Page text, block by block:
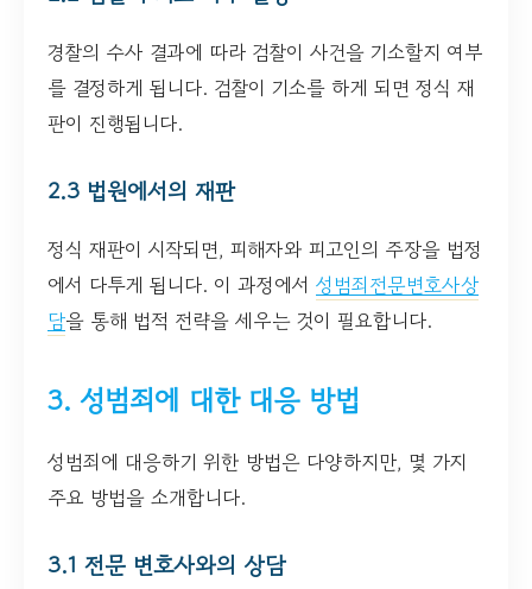
경찰의 수사 결과에 따라 검찰이 사건을 기소할지 여부
를 결정하게 됩니다. 검찰이 기소를 하게 되면 정식 재
판이 진행됩니다.
2.3 법원에서의 재판
정식 재판이 시작되면, 피해자와 피고인의 주장을 법정
에서 다투게 됩니다. 이 과정에서 성범죄전문변호사상
담을 통해 법적 전략을 세우는 것이 필요합니다.
3. 성범죄에 대한 대응 방법
성범죄에 대응하기 위한 방법은 다양하지만, 몇 가지
주요 방법을 소개합니다.
3.1 전문 변호사와의 상담